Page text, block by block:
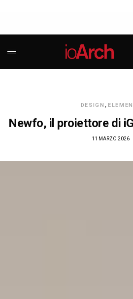
DESIGN ,
Newfo, il proiettore di
11 MARZO 2026